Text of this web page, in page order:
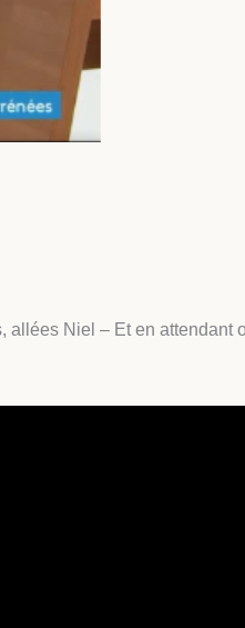
Niel – Et en attendant